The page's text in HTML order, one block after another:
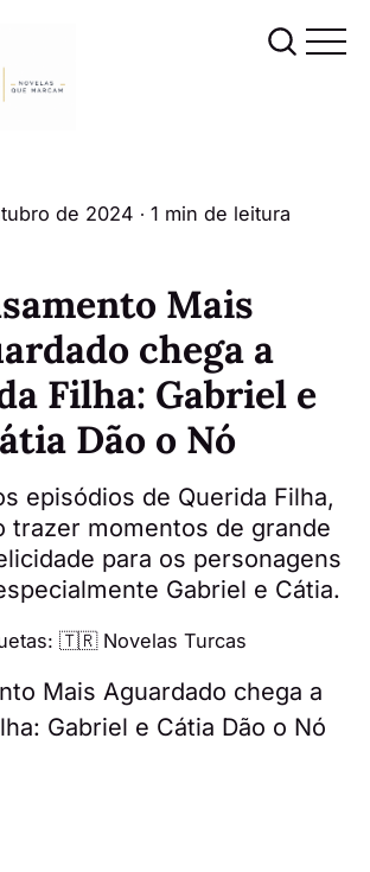
de 2024 ∙ 1 min de leitura
Mais
chega a
Filha: Gabriel e
Dão o Nó
episódios de Querida Filha,
trazer momentos de grande
para os personagens
Gabriel e Cátia.
🇹🇷 Novelas Turcas